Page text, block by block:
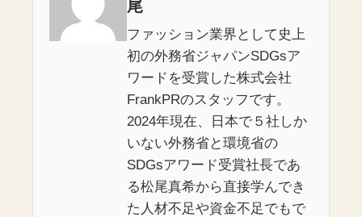
尾
ファッション業界として史上
初の外務省ジャパンSDGsア
ワードを受賞した株式会社
FrankPRのスタッフです。
2024年現在、日本で５社しか
いない外務省と環境省の
SDGsアワード受賞社長であ
る松尾真希から直接学んでき
た人材不足や資金不足でもで